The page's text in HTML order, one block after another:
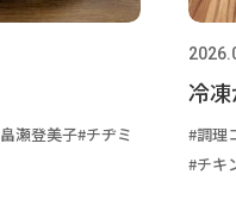
畠瀬登美子 チヂミ
冷
調理
チキ